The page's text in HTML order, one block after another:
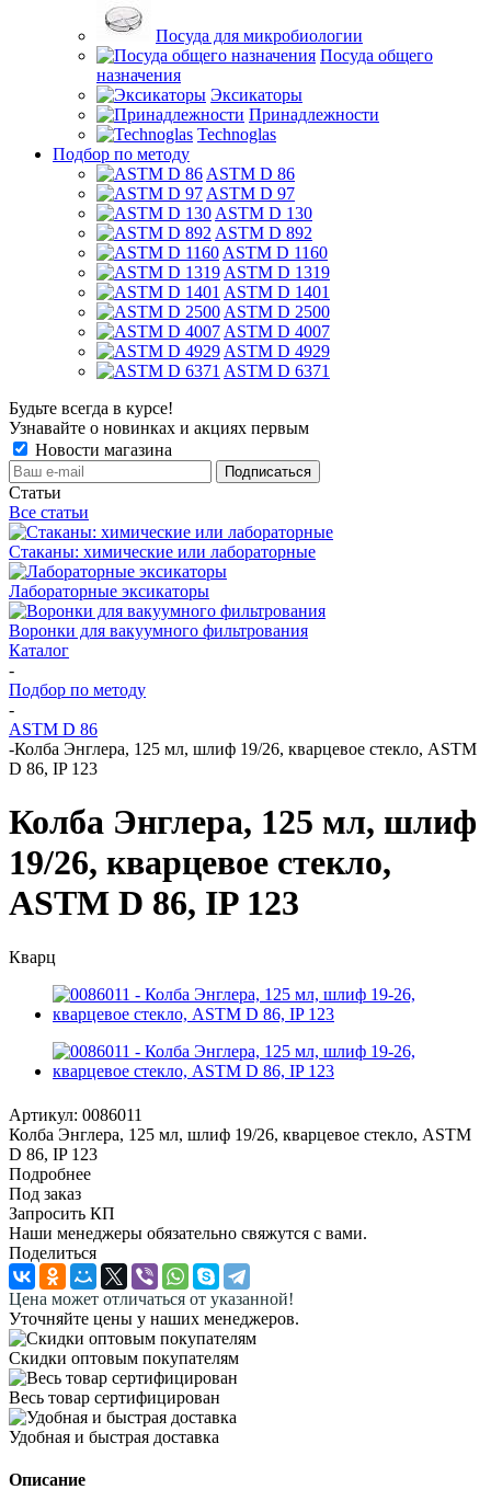
Посуда для микробиологии
Посуда общего
назначения
Эксикаторы
Принадлежности
Technoglas
Подбор по методу
ASTM D 86
ASTM D 97
ASTM D 130
ASTM D 892
ASTM D 1160
ASTM D 1319
ASTM D 1401
ASTM D 2500
ASTM D 4007
ASTM D 4929
ASTM D 6371
Будьте всегда в курсе!
Узнавайте о новинках и акциях первым
Новости магазина
Статьи
Все статьи
Стаканы: химические или лабораторные
Лабораторные эксикаторы
Воронки для вакуумного фильтрования
Каталог
-
Подбор по методу
-
ASTM D 86
-Колба Энглера, 125 мл, шлиф 19/26, кварцевое стекло, ASTM
D 86, IP 123
Колба Энглера, 125 мл, шлиф
19/26, кварцевое стекло,
ASTM D 86, IP 123
Кварц
Артикул: 0086011
Колба Энглера, 125 мл, шлиф 19/26, кварцевое стекло, ASTM
D 86, IP 123
Подробнее
Под заказ
Запросить КП
Наши менеджеры обязательно свяжутся с вами.
Поделиться
Цена может отличаться от указанной!
Уточняйте цены у наших менеджеров.
Скидки оптовым покупателям
Весь товар сертифицирован
Удобная и быстрая доставка
Описание